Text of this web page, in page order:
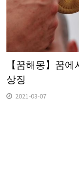
【꿈해몽】꿈
상징
2021-03-07